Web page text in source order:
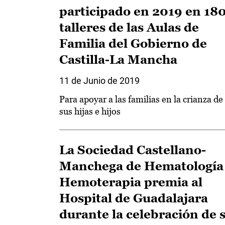
participado en 2019 en
talleres de las Aulas de
Familia del Gobierno de
Castilla-La Mancha
11 de Junio de 2019
Para apoyar a las familias en la crianza de
sus hijas e hijos
La Sociedad Castellano-
Manchega de Hematología
Hemoterapia premia al
Hospital de Guadalajara
durante la celebración de